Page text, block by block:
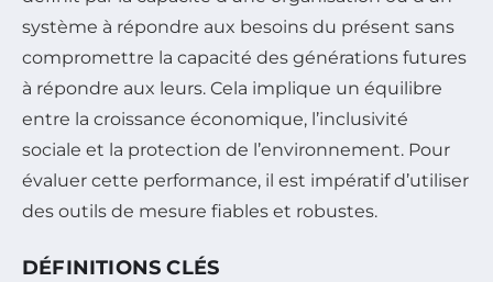
système à répondre aux besoins du présent sans
compromettre la capacité des générations futures
à répondre aux leurs. Cela implique un équilibre
entre la croissance économique, l’inclusivité
sociale et la protection de l’environnement. Pour
évaluer cette performance, il est impératif d’utiliser
des outils de mesure fiables et robustes.
DÉFINITIONS CLÉS